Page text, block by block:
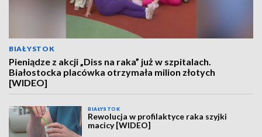
BIAŁYSTOK
Pieniądze z akcji „Diss na raka” już w szpitalach.
Białostocka placówka otrzymała milion złotych
[WIDEO]
BIAŁYSTOK
Rewolucja w profilaktyce raka szyjki
macicy [WIDEO]